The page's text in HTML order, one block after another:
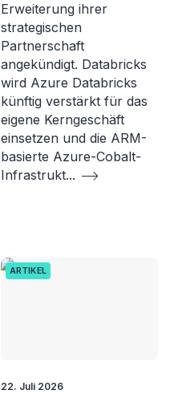
Erweiterung ihrer
strategischen
Partnerschaft
angekündigt. Databricks
wird Azure Databricks
künftig verstärkt für das
eigene Kerngeschäft
einsetzen und die ARM-
basierte Azure-Cobalt-
Infrastrukt...
ARTIKEL
22. Juli 2026